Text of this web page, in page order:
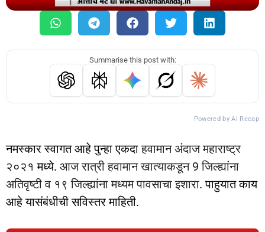
Summarise this post with:
Powered by AI Recap
नमस्कार स्वागत आहे पुन्हा एकदाहवामान अंदाज महाराष्ट्र
२०२१ मध्ये. आज रात्री हवामान खात्याकडून 9 जिल्ह्यांना
अतिवृष्टी व १९ जिल्ह्यांना मध्यम पावसाचा इशारा. पाहुयात काय
आहे यासंबंधीची सविस्तर माहिती.